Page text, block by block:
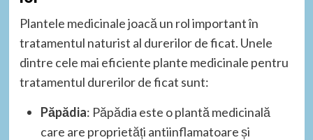
Plantele medicinale joacă un rol important în
tratamentul naturist al durerilor de ficat. Unele
dintre cele mai eficiente plante medicinale pentru
tratamentul durerilor de ficat sunt:
Păpădia: Păpădia este o plantă medicinală
care are proprietăți antiinflamatoare și